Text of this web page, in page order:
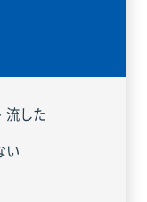
流した
い